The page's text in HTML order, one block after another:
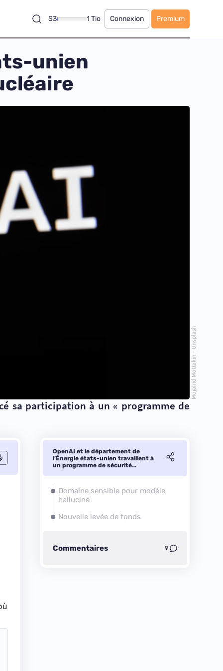
S3 1 Tio Connexion Premium
unien
Mojahid Mottakin – Unsplash
sa participation à un « programme de
OpenAI et le département de
l’Énergie états-unien travaillent à
un programme de sécurité
Domaine sensible pour modèle
halluciné
Nouvelle levée de fonds
Commentaires 9